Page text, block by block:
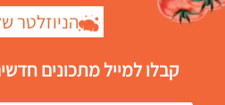
הניוזלטר
קבלו למייל מתכונים